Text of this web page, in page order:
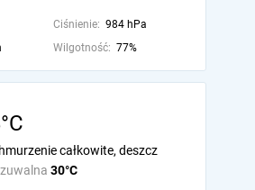
Ciśnienie: 984 hPa
Wilgotność: 77%
30°C
całkowite, deszcz